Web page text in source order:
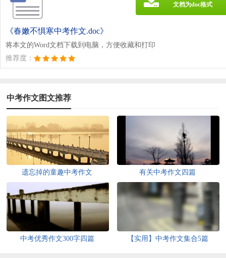
《春嫩不惧寒中考作文.doc》
将本文的Word文档下载到电脑，方便收藏和打印
推荐度：
文档为doc格式
中考作文图文推荐
遗忘掉的童趣中考作文 有关中考作文四篇
中考优秀作文300字四篇 【实用】中考作文集合5篇